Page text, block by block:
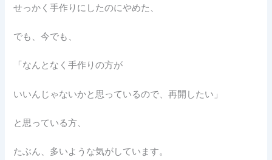
せっかく手作りにしたのにやめた、
でも、今でも、
「なんとなく手作りの方が
いいんじゃないかと思っているので、再開したい」
と思っている方、
たぶん、多いような気がしています。